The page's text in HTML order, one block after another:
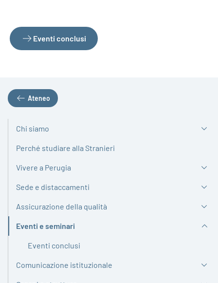
Eventi conclusi
Ateneo
Chi siamo
Perché studiare alla Stranieri
Vivere a Perugia
Sede e distaccamenti
Assicurazione della qualità
Eventi e seminari
Attivo
Eventi conclusi
Comunicazione istituzionale